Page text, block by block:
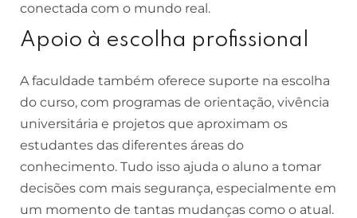
conectada com o mundo real.
Apoio à escolha profissional
A faculdade também oferece suporte na escolha
do curso, com programas de orientação, vivência
universitária e projetos que aproximam os
estudantes das diferentes áreas do
conhecimento. Tudo isso ajuda o aluno a tomar
decisões com mais segurança, especialmente em
um momento de tantas mudanças como o atual.